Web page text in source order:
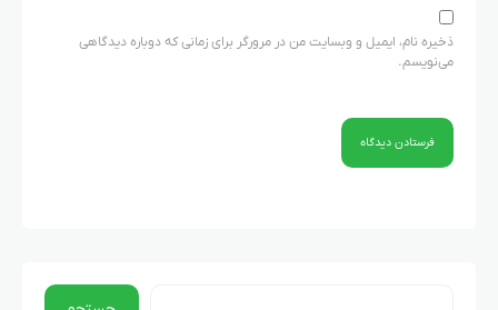
ذخیره نام، ایمیل و وبسایت من در مرورگر برای زمانی که دوباره دیدگاهی
می‌نویسم.